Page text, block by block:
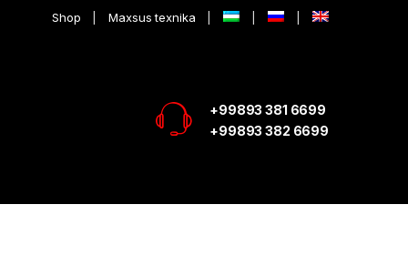
Shop Maxsus texnika
+99893 381 6699
+99893 382 6699